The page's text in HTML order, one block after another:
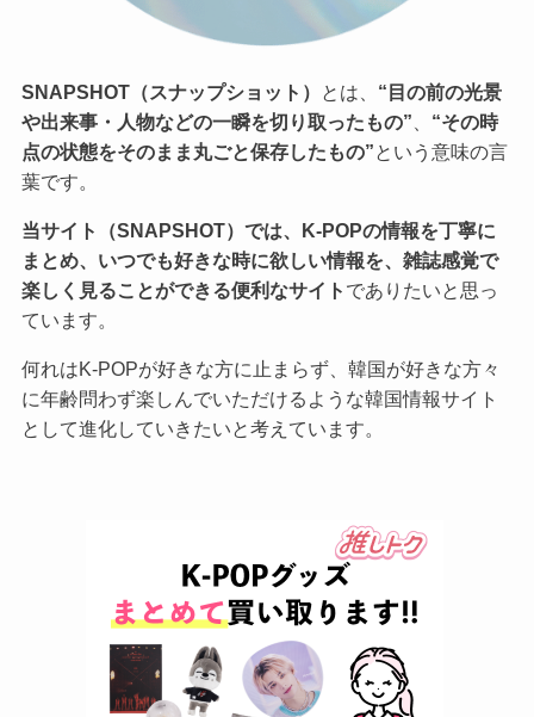
SNAPSHOT（スナップショット） とは、 “目の前の光景
や出来事・人物などの一瞬を切り取ったもの”
“その時
点の状態をそのまま丸ごと保存したもの”という意味の言
葉です。
当サイト（SNAPSHOT）では、K-POPの情報を丁寧に
まとめ、いつでも好きな時に欲しい情報を、雑誌感覚で
楽しく見ることができる便利なサイト でありたいと思っ
ています。
何れはK-POPが好きな方に止まらず、韓国が好きな方々
に年齢問わず楽しんでいただけるような韓国情報サイト
として進化していきたいと考えています。